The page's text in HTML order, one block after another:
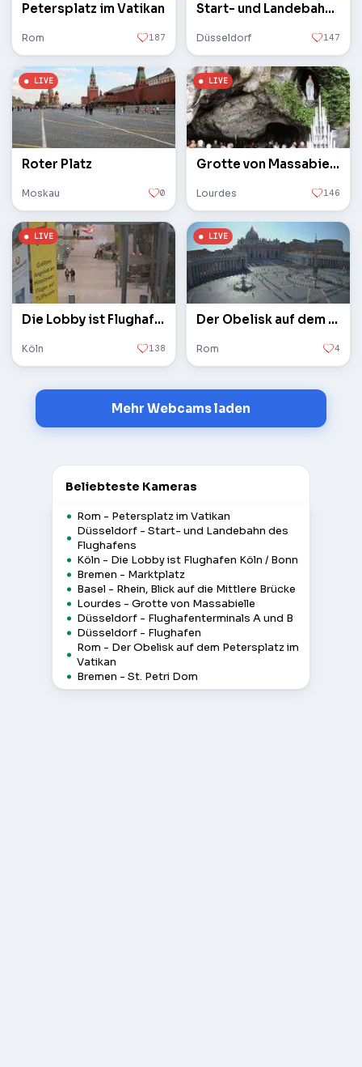
Petersplatz im Vatikan
Rom 187
Start- und Landebahn des Flughafens
Düsseldorf 147
Roter Platz
Moskau 0
Grotte von Massabielle
Lourdes 146
Die Lobby ist Flughafen Köln / Bonn
Köln 138
Der Obelisk auf dem Petersplatz im Vatikan
Rom 4
Mehr Webcams laden
Beliebteste Kameras
Rom - Petersplatz im Vatikan
Düsseldorf - Start- und Landebahn des
Flughafens
Köln - Die Lobby ist Flughafen Köln / Bonn
Bremen - Marktplatz
Basel - Rhein, Blick auf die Mittlere Brücke
Lourdes - Grotte von Massabielle
Düsseldorf - Flughafenterminals A und B
Düsseldorf - Flughafen
Rom - Der Obelisk auf dem Petersplatz im
Vatikan
Bremen - St. Petri Dom